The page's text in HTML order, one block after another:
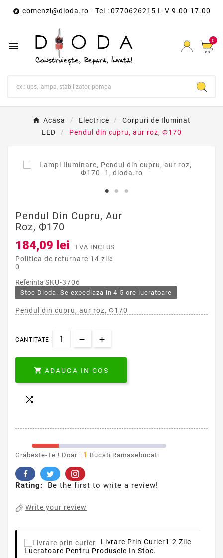
 comenzi@dioda.ro - Tel : 0770626215 L-V 9.00-17.00
 0
Acasa Electrice
Corpuri de Iluminat
LED
Pendul din cupru, aur roz, Ф170
Pendul Din Cupru, Aur
Roz, Ф170
184,09 lei TVA INCLUS
Politica de returnare 14 zile
0
Referinta SKU-3706
Stoc Dioda. Se expediaza in 4-5 ore lucratoare
Pendul din cupru, aur roz, Ф170
CANTITATE
 ADAUGA IN COS

Grabeste-Te ! Doar : 1 Bucati Ramasebucati
Rating: Be the first to write a review!
Write your review
Livrare Prin Curier1-2 Zile
Lucratoare Pentru Produsele In Stoc.